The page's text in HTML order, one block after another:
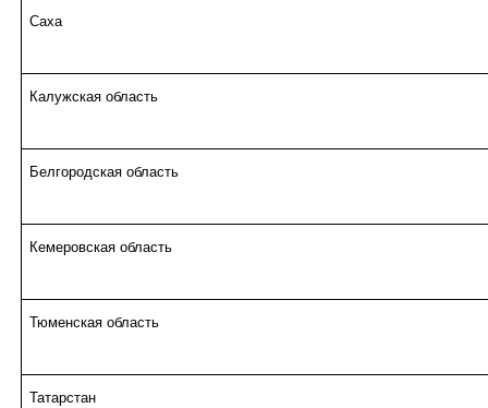
Саха
Калужская область
Белгородская область
Кемеровская область
Тюменская область
Татарстан